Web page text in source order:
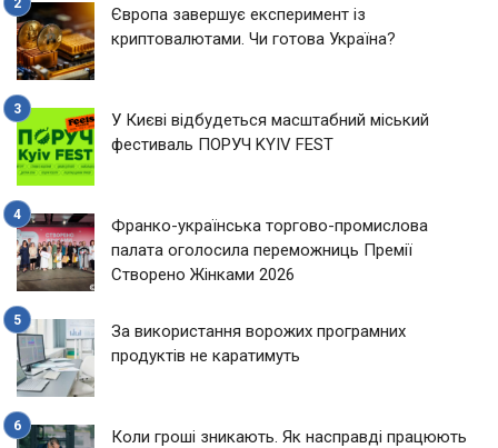
Європа завершує експеримент із
криптовалютами. Чи готова Україна?
У Києві відбудеться масштабний міський
фестиваль ПОРУЧ KYIV FEST
Франко-українська торгово-промислова
палата оголосила переможниць Премії
Створено Жінками 2026
За використання ворожих програмних
продуктів не каратимуть
Коли гроші зникають. Як насправді працюють